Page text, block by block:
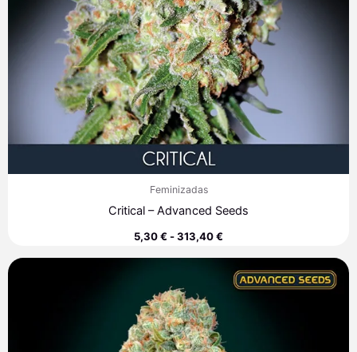
Feminizadas
Critical – Advanced Seeds
5,30€-313,40€
de
precios:
308,90 €